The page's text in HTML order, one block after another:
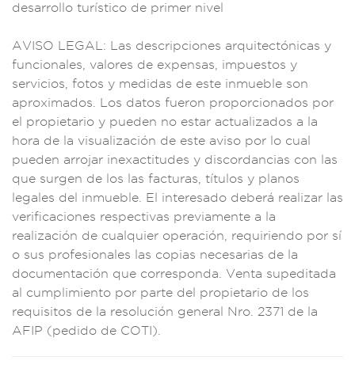
desarrollo turístico de primer nivel
AVISO LEGAL: Las descripciones arquitectónicas y
funcionales, valores de expensas, impuestos y
servicios, fotos y medidas de este inmueble son
aproximados. Los datos fueron proporcionados por
el propietario y pueden no estar actual izados a la
hora de la visualización de este aviso por lo cua
pueden arrojar inexactitudes y discordancias con las
que surgen de los las facturas, títul os y planos
legal es del inmuebl e. El interesado deberá realizar las
verificaciones respectivas previamente a la
real ización de cualquier operación, requiriendo por sí
o sus profesionales las copias necesarias de la
documentación que corresponda. Venta supeditada
al cumplimiento por parte del propietario de los
requisitos de l a resolución genera l Nro. 2371 de la
AFIP (pedido de COTI).